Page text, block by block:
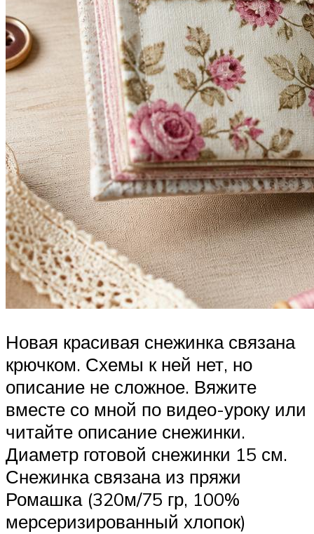
Новая красивая снежинка связана
крючком. Схемы к ней нет, но
описание не сложное. Вяжите
вместе со мной по видео-уроку или
читайте описание снежинки.
Диаметр готовой снежинки 15 см.
Снежинка связана из пряжи
Ромашка (320м/75 гр, 100%
мерсеризированный хлопок)